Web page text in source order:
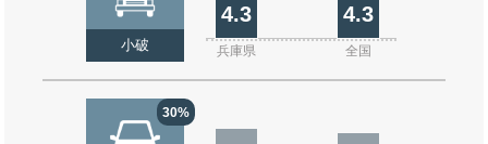
小破
4.3 4.3
兵庫県 全国
30%